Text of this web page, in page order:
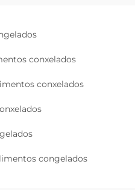
conxelados
conxelados
congelados